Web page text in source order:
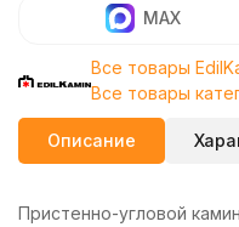
MAX
Все товары
Все товары
Описание
Пристенно-угловой